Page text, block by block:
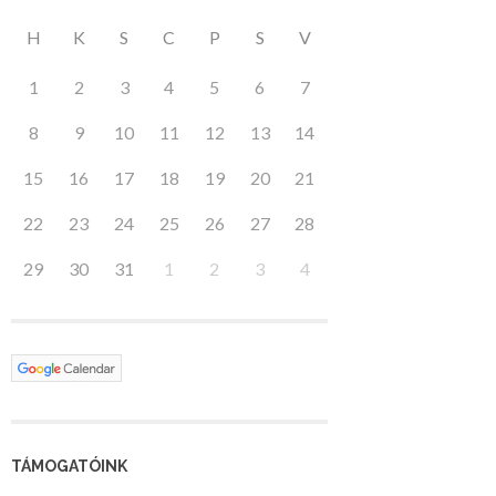
H K S C P S V
1 2 3 4 5 6 7
8 9 10 11 12 13 14
15 16 17 18 19 20 21
22 23 24 25 26 27 28
29 30 31 1 2 3 4
TÁMOGATÓINK